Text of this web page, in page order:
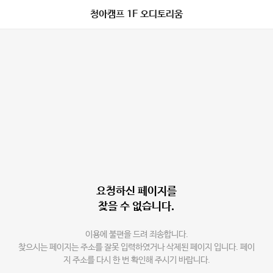
청아캠프 1F 오디토리움
요청하신 페이지를
찾을 수 없습니다.
이용에 불편을 드려 죄송합니다.
찾으시는 페이지는 주소를 잘못 입력하였거나 삭제된 페이지 입니다. 페이
지 주소를 다시 한 번 확인해 주시기 바랍니다.